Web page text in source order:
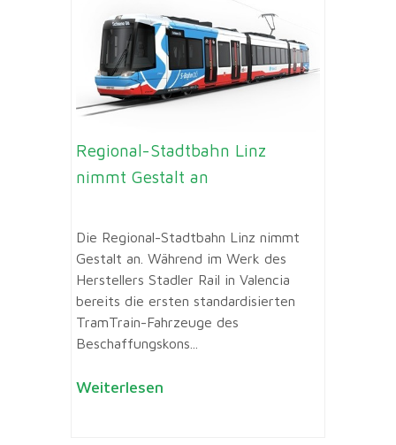
Regional-Stadtbahn Linz
nimmt Gestalt an
Die Regional-Stadtbahn Linz nimmt
Gestalt an. Während im Werk des
Herstellers Stadler Rail in Valencia
bereits die ersten standardisierten
TramTrain-Fahrzeuge des
Beschaffungskons...
Weiterlesen